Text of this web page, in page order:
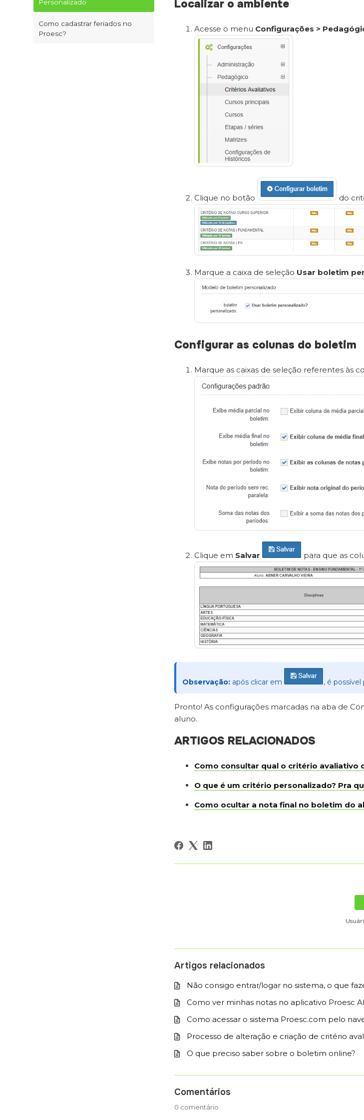
Personalizado
Como cadastrar feriados no
Proesc?
Localizar o ambiente
Acesse o menu Configurações >
Clique no botão do
Marque a caixa de seleção Usar boletim
Configurar as colunas do boletim
Marque as caixas de seleção referentes às
Clique em Salvar para que as
Observação: após clicar em , é
Pronto! As configurações marcadas na aba de
aluno.
ARTIGOS RELACIONADOS
Como consultar qual o critério avaliativo
O que é um critério personalizado? Pra
Como ocultar a nota final no boletim do
Artigos relacionados
Não consigo entrar/logar no sistema, o que
Como ver minhas notas no aplicativo Proesc
Como acessar o sistema Proesc.com pelo
Processo de alteração e criação de critério
O que preciso saber sobre o boletim online?
Comentários
0 comentário